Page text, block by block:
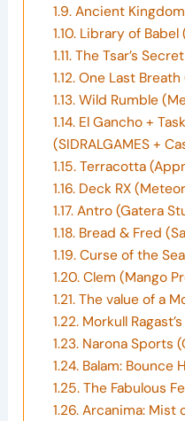
1.9.Ancient
1.10.Library of Babel
1.11.The Tsar’s
1.12.One Last
1.13.Wild Rumble
1.14.El Gancho +
(SIDRALGAMES +
1.15.Terracotta
1.16.Deck RX
1.17.Antro (Gatera
1.18.Bread & Fred
1.19.Curse of the
1.20.Clem (Mango
1.21.The value of a
1.22.Morkull
1.23.Narona Sports
1.24.Balam: Bounce
1.25.The Fabulous
1.26.Arcanima: Mist